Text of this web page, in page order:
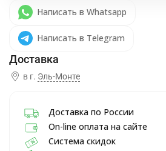
Написать в Whatsapp
Написать в Telegram
в г. Эль-Монте
Доставка по России
On-line оплата на сайте
Система скидок